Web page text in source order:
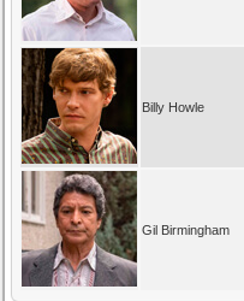
Billy Howle
Gil Birmingham